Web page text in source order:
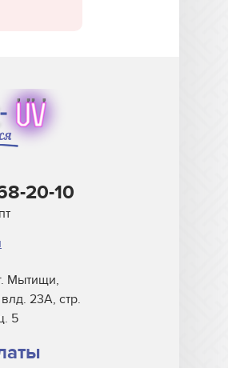
20-10
Мытищи,
23А, стр.
5